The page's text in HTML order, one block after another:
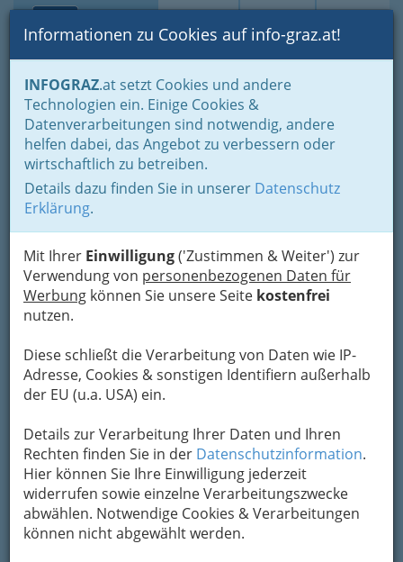
Suche Login Toggle
Informationen zu Cookies auf info-graz.at!
INFOGRAZ.at setzt Cookies und andere
Technologien ein. Einige Cookies &
Datenverarbeitungen sind notwendig, andere
helfen dabei, das Angebot zu verbessern oder
wirtschaftlich zu betreiben.
Details dazu finden Sie in unserer Datenschutz
Erklärung.
Mit Ihrer Einwilligung('Zustimmen & Weiter') zur
Verwendung von personenbezogenen Daten für
Werbung können Sie unsere Seite kostenfrei
nutzen.
Diese schließt die Verarbeitung von Daten wie IP-
Adresse, Cookies & sonstigen Identifiern außerhalb
der EU (u.a. USA) ein.
Details zur Verarbeitung Ihrer Daten und Ihren
Rechten finden Sie in der Datenschutzinformation.
Hier können Sie Ihre Einwilligung jederzeit
widerrufen sowie einzelne Verarbeitungszwecke
abwählen. Notwendige Cookies & Verarbeitungen
können nicht abgewählt werden.
Home Branchen
Edeltraud Pachernigg
Eggenberger Gürtel 20, 8020 Graz
+43 316 716 957
Karte
Adresse mit Google Maps anschauen